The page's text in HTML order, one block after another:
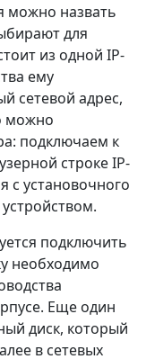
можно назвать
для
из одной IP-
ему
сетевой адрес,
можно
подключаем к
строке IP-
с установочного
подключить
необходимо
Еще один
диск, который
в сетевых